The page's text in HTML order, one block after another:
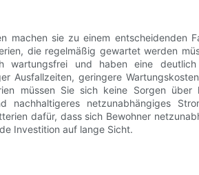
machen sie zu einem entscheidenden
die regelmäßig gewartet werden
wartungsfrei und haben eine deutlich
Ausfallzeiten, geringere
müssen Sie sich keine Sorgen über
netzunabhängiges
dafür, dass sich Bewohner
Investition auf lange Sicht.